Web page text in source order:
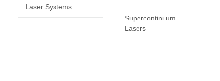
Laser Systems
Supercontinuum
Lasers